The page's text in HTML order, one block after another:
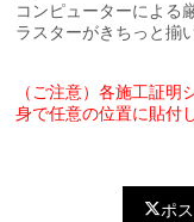
コンピューターによる
ラスターがきちっと揃
（ご注意）各施工証
身で任意の位置に貼付
ポ